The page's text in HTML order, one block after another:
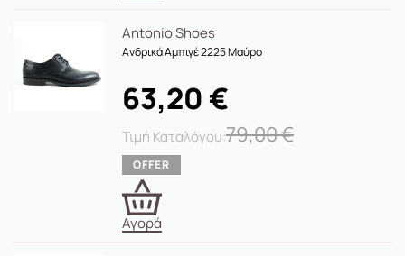
Antonio Shoes
Ανδρικά Αμπιγέ 2225 Μαύρο
79,00€
63,20 €
Αγορά